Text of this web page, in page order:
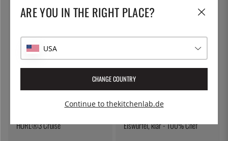
HORL®3 Cruise Eiswürfel, klar - 100% Chef
ARE YOU IN THE RIGHT PLACE?
USA
CHANGE COUNTRY
Continue to thekitchenlab.de